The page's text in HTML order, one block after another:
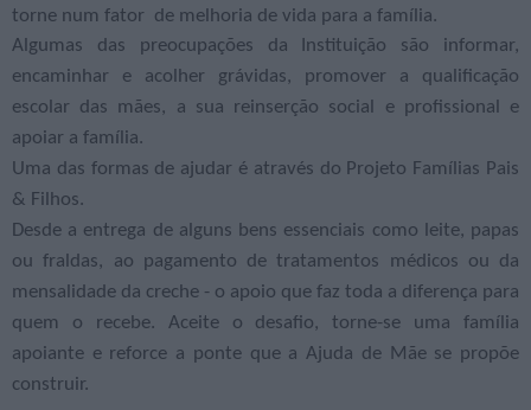
torne num fator de melhoria de vida para a família.
Algumas das preocupações da Instituição são informar,
encaminhar e acolher grávidas, promover a qualificação
escolar das mães, a sua reinserção social e profissional e
apoiar a família.
Uma das formas de ajudar é através do Projeto Famílias Pais
& Filhos.
Desde a entrega de alguns bens essenciais como leite, papas
ou fraldas, ao pagamento de tratamentos médicos ou da
mensalidade da creche - o apoio que faz toda a diferença para
quem o recebe. Aceite o desafio, torne-se uma família
apoiante e reforce a ponte que a Ajuda de Mãe se propõe
construir.